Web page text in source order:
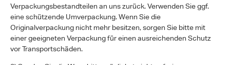
Verpackungsbestandteilen an uns zurück. Verwenden Sie ggf.
eine schützende Umverpackung. Wenn Sie die
Originalverpackung nicht mehr besitzen, sorgen Sie bitte mit
einer geeigneten Verpackung für einen ausreichenden Schutz
vor Transportschäden.